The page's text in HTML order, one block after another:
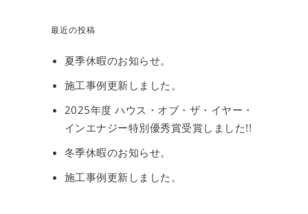
最近の投稿
夏季休暇のお知らせ。
施工事例更新しました。
2025年度 ハウス・オブ・ザ・イヤー・
インエナジー特別優秀賞受賞しました!!
冬季休暇のお知らせ。
施工事例更新しました。